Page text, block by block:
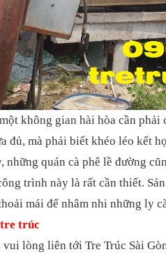
không gian hài hòa cần
đủ, mà phải biết khéo léo kết
những quán cà phê lề đường
trình này là rất cần thiết.
mái để nhâm nhi những ly
trúc
vui lòng liên tới Tre Trúc Sài